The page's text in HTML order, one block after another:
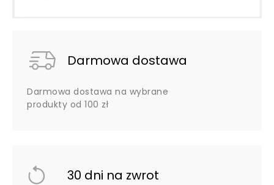
Darmowa dostawa
Darmowa dostawa na wybrane
produkty od 100 zł
30 dni na zwrot